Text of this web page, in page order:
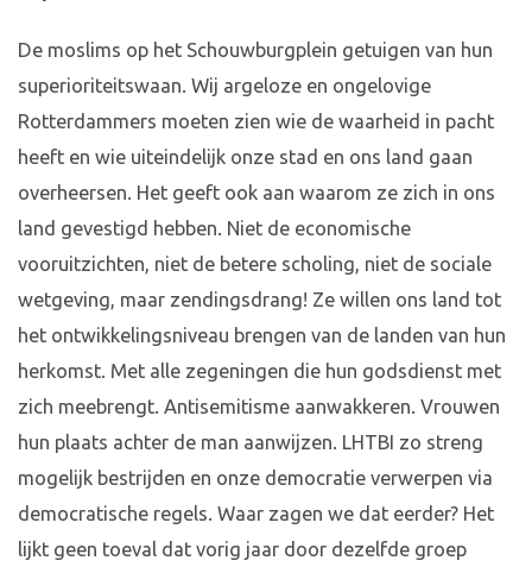
De moslims op het Schouwburgplein getuigen van hun
superioriteitswaan. Wij argeloze en ongelovige
Rotterdammers moeten zien wie de waarheid in pacht
heeft en wie uiteindelijk onze stad en ons land gaan
overheersen. Het geeft ook aan waarom ze zich in ons
land gevestigd hebben. Niet de economische
vooruitzichten, niet de betere scholing, niet de sociale
wetgeving, maar zendingsdrang! Ze willen ons land tot
het ontwikkelingsniveau brengen van de landen van hun
herkomst. Met alle zegeningen die hun godsdienst met
zich meebrengt. Antisemitisme aanwakkeren. Vrouwen
hun plaats achter de man aanwijzen. LHTBI zo streng
mogelijk bestrijden en onze democratie verwerpen via
democratische regels. Waar zagen we dat eerder? Het
lijkt geen toeval dat vorig jaar door dezelfde groep